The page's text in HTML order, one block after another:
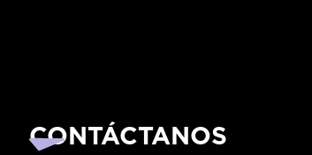
CONTÁCTANOS